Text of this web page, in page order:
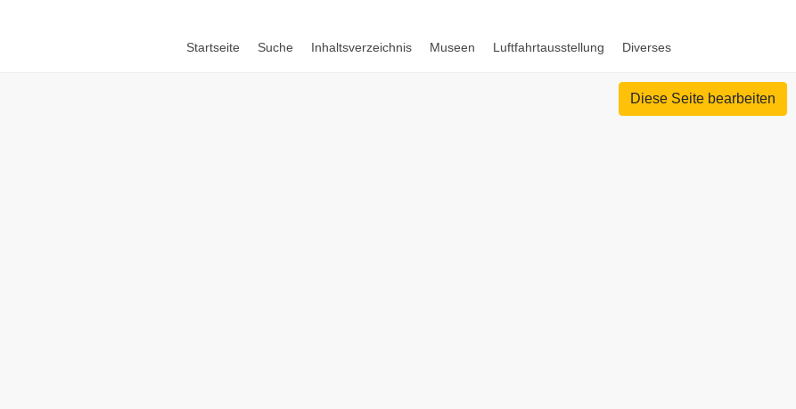
Startseite Suche Inhaltsverzeichnis Museen Luftfahrtausstellung Diverses
Diese Seite bearbeiten